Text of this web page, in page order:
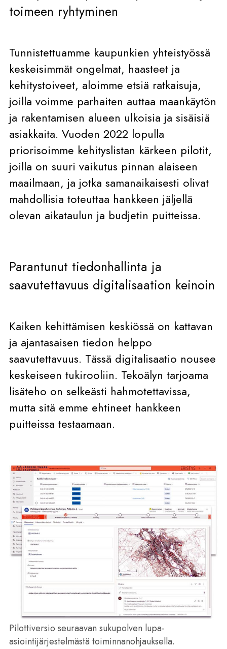
toimeen ryhtyminen
Tunnistettuamme kaupunkien yhteistyössä
keskeisimmät ongelmat, haasteet ja
kehitystoiveet, aloimme etsiä ratkaisuja,
joilla voimme parhaiten auttaa maankäytön
ja rakentamisen alueen ulkoisia ja sisäisiä
asiakkaita. Vuoden 2022 lopulla
priorisoimme kehityslistan kärkeen pilotit,
joilla on suuri vaikutus pinnan alaiseen
maailmaan, ja jotka samanaikaisesti olivat
mahdollisia toteuttaa hankkeen jäljellä
olevan aikataulun ja budjetin puitteissa.
Parantunut tiedonhallinta ja
saavutettavuus digitalisaation keinoin
Kaiken kehittämisen keskiössä on kattavan
ja ajantasaisen tiedon helppo
saavutettavuus. Tässä digitalisaatio nousee
keskeiseen tukirooliin. Tekoälyn tarjoama
lisäteho on selkeästi hahmotettavissa,
mutta sitä emme ehtineet hankkeen
puitteissa testaamaan.
Pilottiversio seuraavan sukupolven lupa-
asiointijärjestelmästä toiminnanohjauksella.